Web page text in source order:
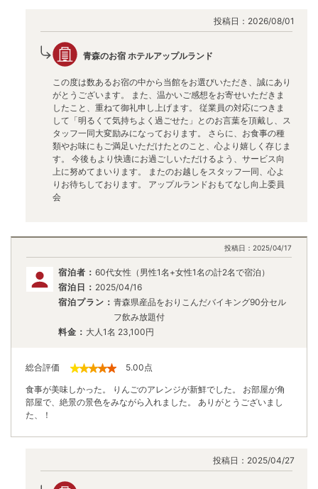
投稿日： 2026/08/01
青森のお宿 ホテルアップルランド
この度は数あるお宿の中から当館をお選びいただき、誠にあり
がとうございます。 また、温かいご感想をお寄せいただきま
したこと、重ねて御礼申し上げます。 従業員の対応につきま
して「明るくて気持ちよく過ごせた」とのお言葉を頂戴し、ス
タッフ一同大変励みになっております。 さらに、お食事の種
類やお味にもご満足いただけたとのこと、心より嬉しく存じま
す。 今後もより快適にお過ごしいただけるよう、サービス向
上に努めてまいります。 またのお越しをスタッフ一同、心よ
りお待ちしております。 アップルランドおもてなし向上委員
会
投稿日： 2025/04/17
宿泊者： 60代女性（男性1名+女性1名の計2名で宿泊）
宿泊日： 2025/04/16
宿泊プラン： 青森県産品をおりこんだバイキング90分セル
フ飲み放題付
料金： 大人1名 23,100円
総合評価 5.00点
食事が美味しかった。 りんごのアレンジが新鮮でした。 お部屋が角
部屋で、絶景の景色をみながら入れました。 ありがとうございまし
た、！
投稿日： 2025/04/27